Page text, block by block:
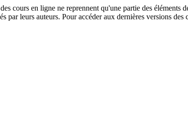
cours en ligne ne reprennent qu'une partie des
par leurs auteurs. Pour accéder aux dernières versions